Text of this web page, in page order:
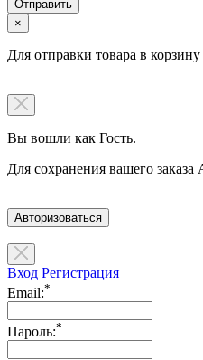
×
Для отправки товара в
Вы вошли как Гость.
Для сохранения вашего заказа
Авторизоваться
Вход Регистрация
Email:*
Пароль:*